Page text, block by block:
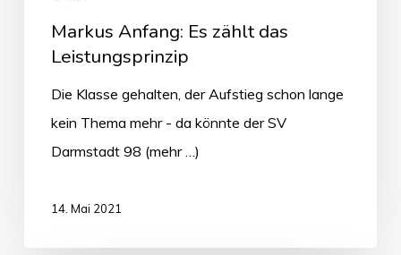
Markus Anfang: Es zählt das
Leistungsprinzip
Die Klasse gehalten, der Aufstieg schon lange
kein Thema mehr - da könnte der SV
Darmstadt 98 (mehr …)
14. Mai 2021